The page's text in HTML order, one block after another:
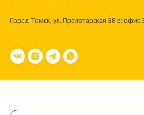
Город Томск, ул. Пролетарская 38 в; офис